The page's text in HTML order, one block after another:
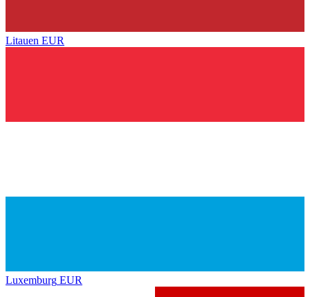
Litauen EUR
Luxemburg EUR